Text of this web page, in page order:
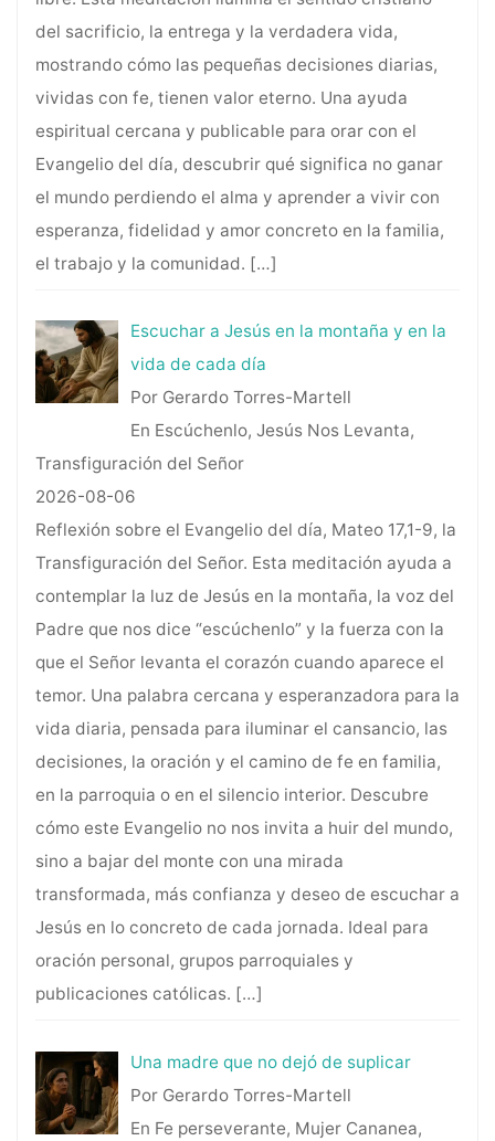
del sacrificio, la entrega y la verdadera vida,
mostrando cómo las pequeñas decisiones diarias,
vividas con fe, tienen valor eterno. Una ayuda
espiritual cercana y publicable para orar con el
Evangelio del día, descubrir qué significa no ganar
el mundo perdiendo el alma y aprender a vivir con
esperanza, fidelidad y amor concreto en la familia,
el trabajo y la comunidad. […]
Escuchar a Jesús en la montaña y en la
vida de cada día
Por Gerardo Torres-Martell
En Escúchenlo, Jesús Nos Levanta,
Transfiguración del Señor
2026-08-06
Reflexión sobre el Evangelio del día, Mateo 17,1-9, la
Transfiguración del Señor. Esta meditación ayuda a
contemplar la luz de Jesús en la montaña, la voz del
Padre que nos dice “escúchenlo” y la fuerza con la
que el Señor levanta el corazón cuando aparece el
temor. Una palabra cercana y esperanzadora para la
vida diaria, pensada para iluminar el cansancio, las
decisiones, la oración y el camino de fe en familia,
en la parroquia o en el silencio interior. Descubre
cómo este Evangelio no nos invita a huir del mundo,
sino a bajar del monte con una mirada
transformada, más confianza y deseo de escuchar a
Jesús en lo concreto de cada jornada. Ideal para
oración personal, grupos parroquiales y
publicaciones católicas. […]
Una madre que no dejó de suplicar
Por Gerardo Torres-Martell
En Fe perseverante, Mujer Cananea,